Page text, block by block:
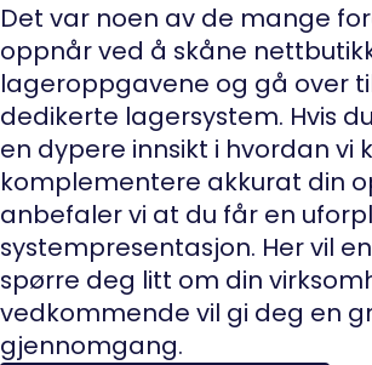
Det var noen av de mange
oppnår ved å skåne
lageroppgavene og gå over
dedikerte lagersystem. Hvis
en dypere innsikt i hvordan vi
komplementere akkurat din
anbefaler vi at du får en
systempresentasjon. Her vil
spørre deg litt om din
vedkommende vil gi deg en
gjennomgang.